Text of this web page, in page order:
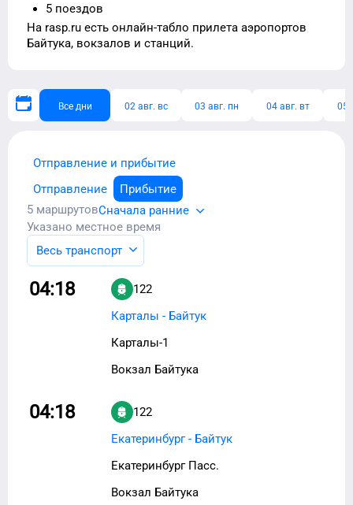
5 поездов
На rasp.ru есть онлайн-табло прилета аэропортов
Байтука, вокзалов и станций.
Все дни 02 авг. вс 03 авг. пн 04 авг. вт 05
Отправление и прибытие
Отправление
Прибытие
5 маршрутовСначала ранние
Указано местное время
Весь транспорт
04:18
122
Карталы - Байтук
Карталы-1
Вокзал Байтука
04:18
122
Екатеринбург - Байтук
Екатеринбург Пасс.
Вокзал Байтука